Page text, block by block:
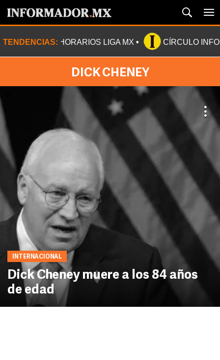
TENDENCIAS: HORARIOS LIGA MX CÍRCULO
DICK CHENEY
INTERNACIONAL
Dick Cheney muere a los 84 años
de edad